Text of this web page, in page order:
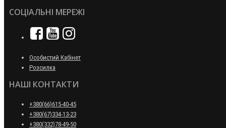
СОЦІАЛЬНІ МЕРЕЖІ
Особистий Кабінет
Розсилка
НАШІ КОНТАКТИ
+380(66)615-40-45
+380(67)334-13-23
+380(332)78-49-50